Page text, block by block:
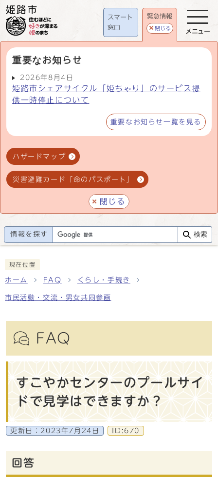
スマート
窓口
緊急情報
閉じる
重要なお知らせ
2026年8月4日
姫路市シェアサイクル「姫ちゃり」のサービス提
供一時停止について
重要なお知らせ一覧を見る
ハザードマップ
災害避難カード「命のパスポート」
閉じる
メニュー
情報を探す 検索
現在位置
ホーム FAQ くらし・手続き
市民活動・交流・男女共同参画
FAQ
すこやかセンターのプールサイ
ドで見学はできますか？
更新日： 2023年7月24日 ID:670
回答